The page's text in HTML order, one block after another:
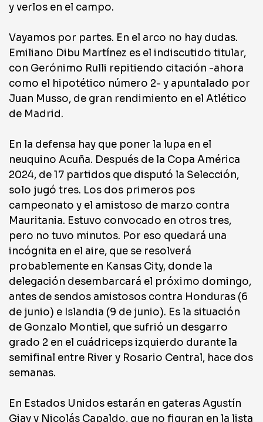
y verlos en el campo.
Vayamos por partes. En el arco no hay dudas.
Emiliano Dibu Martínez es el indiscutido titular,
con Gerónimo Rulli repitiendo citación -ahora
como el hipotético número 2- y apuntalado por
Juan Musso, de gran rendimiento en el Atlético
de Madrid.
En la defensa hay que poner la lupa en el
neuquino Acuña. Después de la Copa América
2024, de 17 partidos que disputó la Selección,
solo jugó tres. Los dos primeros pos
campeonato y el amistoso de marzo contra
Mauritania. Estuvo convocado en otros tres,
pero no tuvo minutos. Por eso quedará una
incógnita en el aire, que se resolverá
probablemente en Kansas City, donde la
delegación desembarcará el próximo domingo,
antes de sendos amistosos contra Honduras (6
de junio) e Islandia (9 de junio). Es la situación
de Gonzalo Montiel, que sufrió un desgarro
grado 2 en el cuádriceps izquierdo durante la
semifinal entre River y Rosario Central, hace dos
semanas.
En Estados Unidos estarán en gateras Agustín
Giay y Nicolás Capaldo, que no figuran en la lista